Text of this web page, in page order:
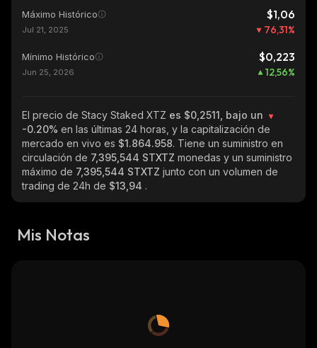
Máximo Histórico $1,06
Jul 21, 2025 76,31%
Mínimo Histórico $0,223
Jun 25, 2026 12,56%
El precio de Stacy Staked XTZ es $0,2511, bajo un
-0.20% en las últimas 24 horas, y la capitalización de
mercado en vivo es $1.864.958. Tiene un suministro en
circulación de 7,395,544 STXTZ monedas y un suministro
máximo de 7,395,544 STXTZ junto con un volumen de
trading de 24h de $13,94 .
Mis Notas